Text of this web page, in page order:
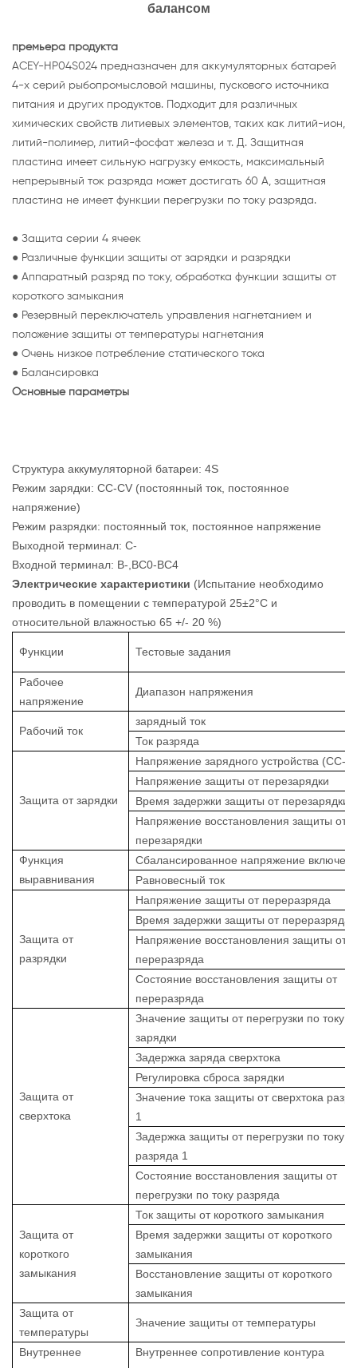
балансом
премьера продукта
ACEY-HP04S024 предназначен для аккумуляторных батарей
4-х серий рыбопромысловой машины, пускового источника
питания и других продуктов. Подходит для различных
химических свойств литиевых элементов, таких как литий-ион,
литий-полимер, литий-фосфат железа и т. Д. Защитная
пластина имеет сильную нагрузку емкость, максимальный
непрерывный ток разряда может достигать 60 А, защитная
пластина не имеет функции перегрузки по току разряда.
● Защита серии 4 ячеек
● Различные функции защиты от зарядки и разрядки
● Аппаратный разряд по току, обработка функции защиты от
короткого замыкания
● Резервный переключатель управления нагнетанием и
положение защиты от температуры нагнетания
● Очень низкое потребление статического тока
● Балансировка
Основные параметры
Структура аккумуляторной батареи: 4S
Режим зарядки: CC-CV (постоянный ток, постоянное
напряжение)
Режим разрядки: постоянный ток, постоянное напряжение
Выходной терминал: C-
Входной терминал: B-,BC0-BC4
Электрические характеристики (Испытание необходимо
проводить в помещении с температурой 25±2°C и
относительной влажностью 65 +/- 20 %)
Функции Тестовые задания
Рабочее
напряжение
Диапазон напряжения
Рабочий ток
зарядный ток
Ток разряда
Защита от зарядки
Напряжение зарядного устройства (CC-
Напряжение защиты от перезарядки
Время задержки защиты от перезарядки
Напряжение восстановления защиты от
перезарядки
Функция
выравнивания
Сбалансированное напряжение
Равновесный ток
Защита от
разрядки
Напряжение защиты от переразряда
Время задержки защиты от переразряда
Напряжение восстановления защиты от
переразряда
Состояние восстановления защиты от
переразряда
Защита от
сверхтока
Значение защиты от перегрузки по току
зарядки
Задержка заряда сверхтока
Регулировка сброса зарядки
Значение тока защиты от сверхтока
1
Задержка защиты от перегрузки по току
разряда 1
Состояние восстановления защиты от
перегрузки по току разряда
Защита от
короткого
замыкания
Ток защиты от короткого замыкания
Время задержки защиты от короткого
замыкания
Восстановление защиты от короткого
замыкания
Защита от
температуры
Значение защиты от температуры
Внутреннее
Внутреннее сопротивление контура